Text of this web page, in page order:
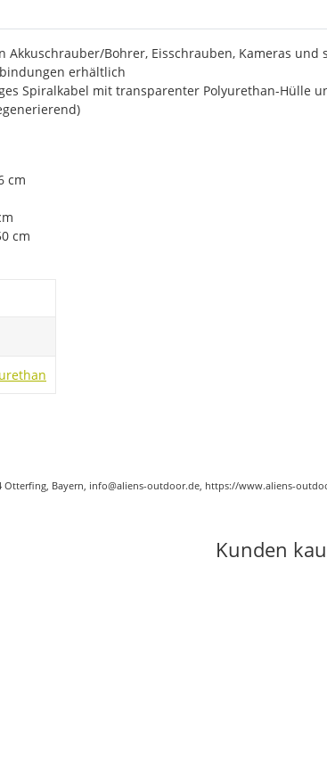
Akkuschrauber/Bohrer, Eisschrauben, Kameras
erhältlich
Spiralkabel mit transparenter Polyurethan-
cm
cm
Otterfing, Bayern, info@aliens-outdoor.de, https://www.aliens-
Kunden